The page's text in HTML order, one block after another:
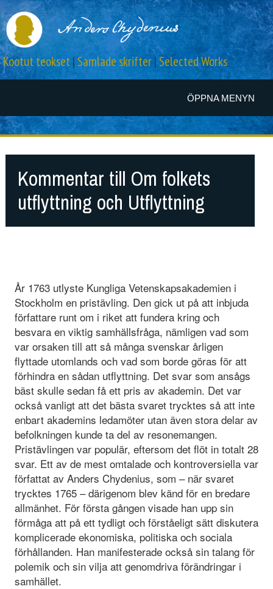
ÖPPNA MENYN
Kootut teokset|Samlade skrifter|Selected Works
Kommentar till Om folkets
utflyttning och Utflyttning
År 1763 utlyste Kungliga Vetenskapsakademien i
Stockholm en pristävling. Den gick ut på att inbjuda
författare runt om i riket att fundera kring och
besvara en viktig samhällsfråga, nämligen vad som
var orsaken till att så många svenskar årligen
flyttade utomlands och vad som borde göras för att
förhindra en sådan utflyttning. Det svar som ansågs
bäst skulle sedan få ett pris av akademin. Det var
också vanligt att det bästa svaret trycktes så att inte
enbart akademins ledamöter utan även stora delar av
befolkningen kunde ta del av resonemangen.
Pristävlingen var populär, eftersom det flöt in totalt 28
svar. Ett av de mest omtalade och kontroversiella var
författat av Anders Chydenius, som – när svaret
trycktes 1765 – därigenom blev känd för en bredare
allmänhet. För första gången visade han upp sin
förmåga att på ett tydligt och förståeligt sätt diskutera
komplicerade ekonomiska, politiska och sociala
förhållanden. Han manifesterade också sin talang för
polemik och sin vilja att genomdriva förändringar i
samhället.